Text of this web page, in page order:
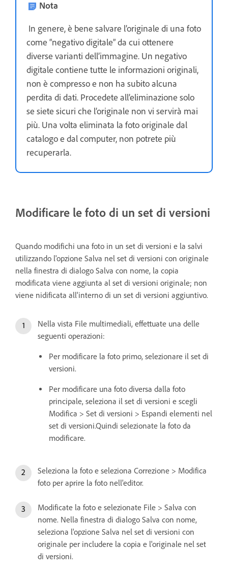
Nota
In genere, è bene salvare l’originale di una foto
come “negativo digitale” da cui ottenere
diverse varianti dell’immagine. Un negativo
digitale contiene tutte le informazioni originali,
non è compresso e non ha subito alcuna
perdita di dati. Procedete all’eliminazione solo
se siete sicuri che l’originale non vi servirà mai
più. Una volta eliminata la foto originale dal
catalogo e dal computer, non potrete più
recuperarla.
Modificare le foto di un set di versioni
Quando modifichi una foto in un set di versioni e la salvi
utilizzando l'opzione Salva nel set di versioni con originale
nella finestra di dialogo Salva con nome, la copia
modificata viene aggiunta al set di versioni originale; non
viene nidificata all'interno di un set di versioni aggiuntivo.
Nella vista File multimediali, effettuate una delle
seguenti operazioni:
Per modificare la foto primo, selezionare il set di
versioni.
Per modificare una foto diversa dalla foto
principale, seleziona il set di versioni e scegli
Modifica > Set di versioni > Espandi elementi nel
set di versioni.Quindi selezionate la foto da
modificare.
Seleziona la foto e seleziona Correzione > Modifica
foto per aprire la foto nell'editor.
Modificate la foto e selezionate File > Salva con
nome. Nella finestra di dialogo Salva con nome,
seleziona l'opzione Salva nel set di versioni con
originale per includere la copia e l'originale nel set
di versioni.